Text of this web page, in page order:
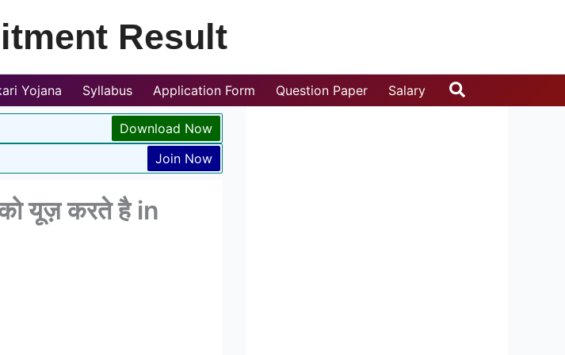
Result
Yojana Syllabus Application Form Question Paper Salary Search
Download Now
Join Now
यूज़ करते है in